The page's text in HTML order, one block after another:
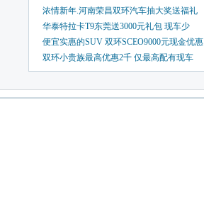
浓情新年.河南荣昌双环汽车抽大奖送福礼
华泰特拉卡T9东莞送3000元礼包 现车少
便宜实惠的SUV 双环SCEO9000元现金优惠
双环小贵族最高优惠2千 仅最高配有现车